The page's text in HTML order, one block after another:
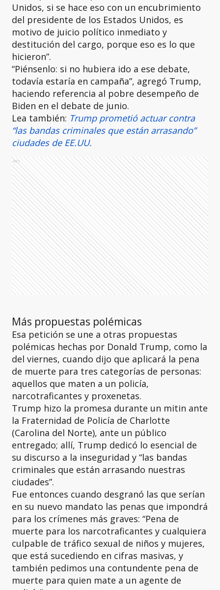
Unidos, si se hace eso con un encubrimiento
del presidente de los Estados Unidos, es
motivo de juicio político inmediato y
destitución del cargo, porque eso es lo que
hicieron”.
“Piénsenlo: si no hubiera ido a ese debate,
todavía estaría en campaña”, agregó Trump,
haciendo referencia al pobre desempeño de
Biden en el debate de junio.
Lea también: Trump prometió actuar contra
“las bandas criminales que están arrasando”
ciudades de EE.UU.
Ads
Más propuestas polémicas
Esa petición se une a otras propuestas
polémicas hechas por Donald Trump, como la
del viernes, cuando dijo que aplicará la pena
de muerte para tres categorías de personas:
aquellos que maten a un policía,
narcotraficantes y proxenetas.
Trump hizo la promesa durante un mitin ante
la Fraternidad de Policía de Charlotte
(Carolina del Norte), ante un público
entregado; allí, Trump dedicó lo esencial de
su discurso a la inseguridad y “las bandas
criminales que están arrasando nuestras
ciudades”.
Fue entonces cuando desgranó las que serían
en su nuevo mandato las penas que impondrá
para los crímenes más graves: “Pena de
muerte para los narcotraficantes y cualquiera
culpable de tráfico sexual de niños y mujeres,
que está sucediendo en cifras masivas, y
también pedimos una contundente pena de
muerte para quien mate a un agente de